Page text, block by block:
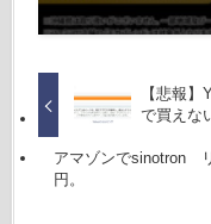
【悲報
で買えな
アマゾンでsinotron
円。